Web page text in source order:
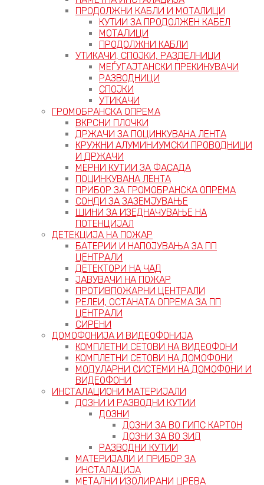
ПРОДОЛЖНИ КАБЛИ И МОТАЛИЦИ
КУТИИ ЗА ПРОДОЛЖЕН КАБЕЛ
МОТАЛИЦИ
ПРОДОЛЖНИ КАБЛИ
УТИКАЧИ, СПОЈКИ, РАЗДЕЛНИЦИ
МЕЃУГАЈТАНСКИ ПРЕКИНУВАЧИ
РАЗВОДНИЦИ
СПОЈКИ
УТИКАЧИ
ГРОМОБРАНСКА ОПРЕМА
ВКРСНИ ПЛОЧКИ
ДРЖАЧИ ЗА ПОЦИНКУВАНА ЛЕНТА
КРУЖНИ АЛУМИНИУМСКИ ПРОВОДНИЦИ
И ДРЖАЧИ
МЕРНИ КУТИИ ЗА ФАСАДА
ПОЦИНКУВАНА ЛЕНТА
ПРИБОР ЗА ГРОМОБРАНСКА ОПРЕМА
СОНДИ ЗА ЗАЗЕМЈУВАЊЕ
ШИНИ ЗА ИЗЕДНАЧУВАЊЕ НА
ПОТЕНЦИЈАЛ
ДЕТЕКЦИЈА НА ПОЖАР
БАТЕРИИ И НАПОЈУВАЊА ЗА ПП
ЦЕНТРАЛИ
ДЕТЕКТОРИ НА ЧАД
ЈАВУВАЧИ НА ПОЖАР
ПРОТИВПОЖАРНИ ЦЕНТРАЛИ
РЕЛЕИ, ОСТАНАТА ОПРЕМА ЗА ПП
ЦЕНТРАЛИ
СИРЕНИ
ДОМОФОНИЈА И ВИДЕОФОНИЈА
КОМПЛЕТНИ СЕТОВИ НА ВИДЕОФОНИ
КОМПЛЕТНИ СЕТОВИ НА ДОМОФОНИ
МОДУЛАРНИ СИСТЕМИ НА ДОМОФОНИ И
ВИДЕОФОНИ
ИНСТАЛАЦИОНИ МАТЕРИЈАЛИ
ДОЗНИ И РАЗВОДНИ КУТИИ
ДОЗНИ
ДОЗНИ ЗА ВО ГИПС КАРТОН
ДОЗНИ ЗА ВО ЗИД
РАЗВОДНИ КУТИИ
МАТЕРИЈАЛИ И ПРИБОР ЗА
ИНСТАЛАЦИЈА
МЕТАЛНИ ИЗОЛИРАНИ ЦРЕВА